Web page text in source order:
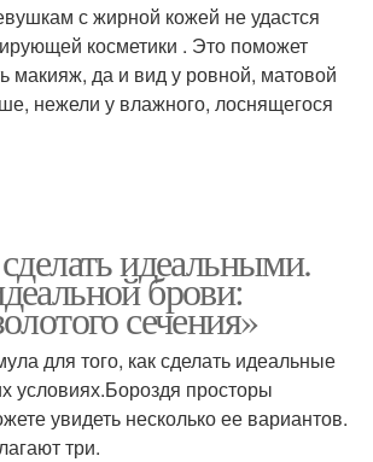
с жирной кожей не удастся
косметики . Это поможет
макияж, да и вид у ровной, матовой
нежели у влажного, лоснящегося
идеальными.
брови:
сечения»
для того, как сделать идеальные
условиях.Бороздя просторы
увидеть несколько ее вариантов.
три.